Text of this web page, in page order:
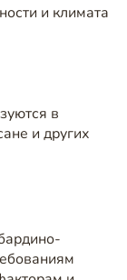
и климата
в
и других